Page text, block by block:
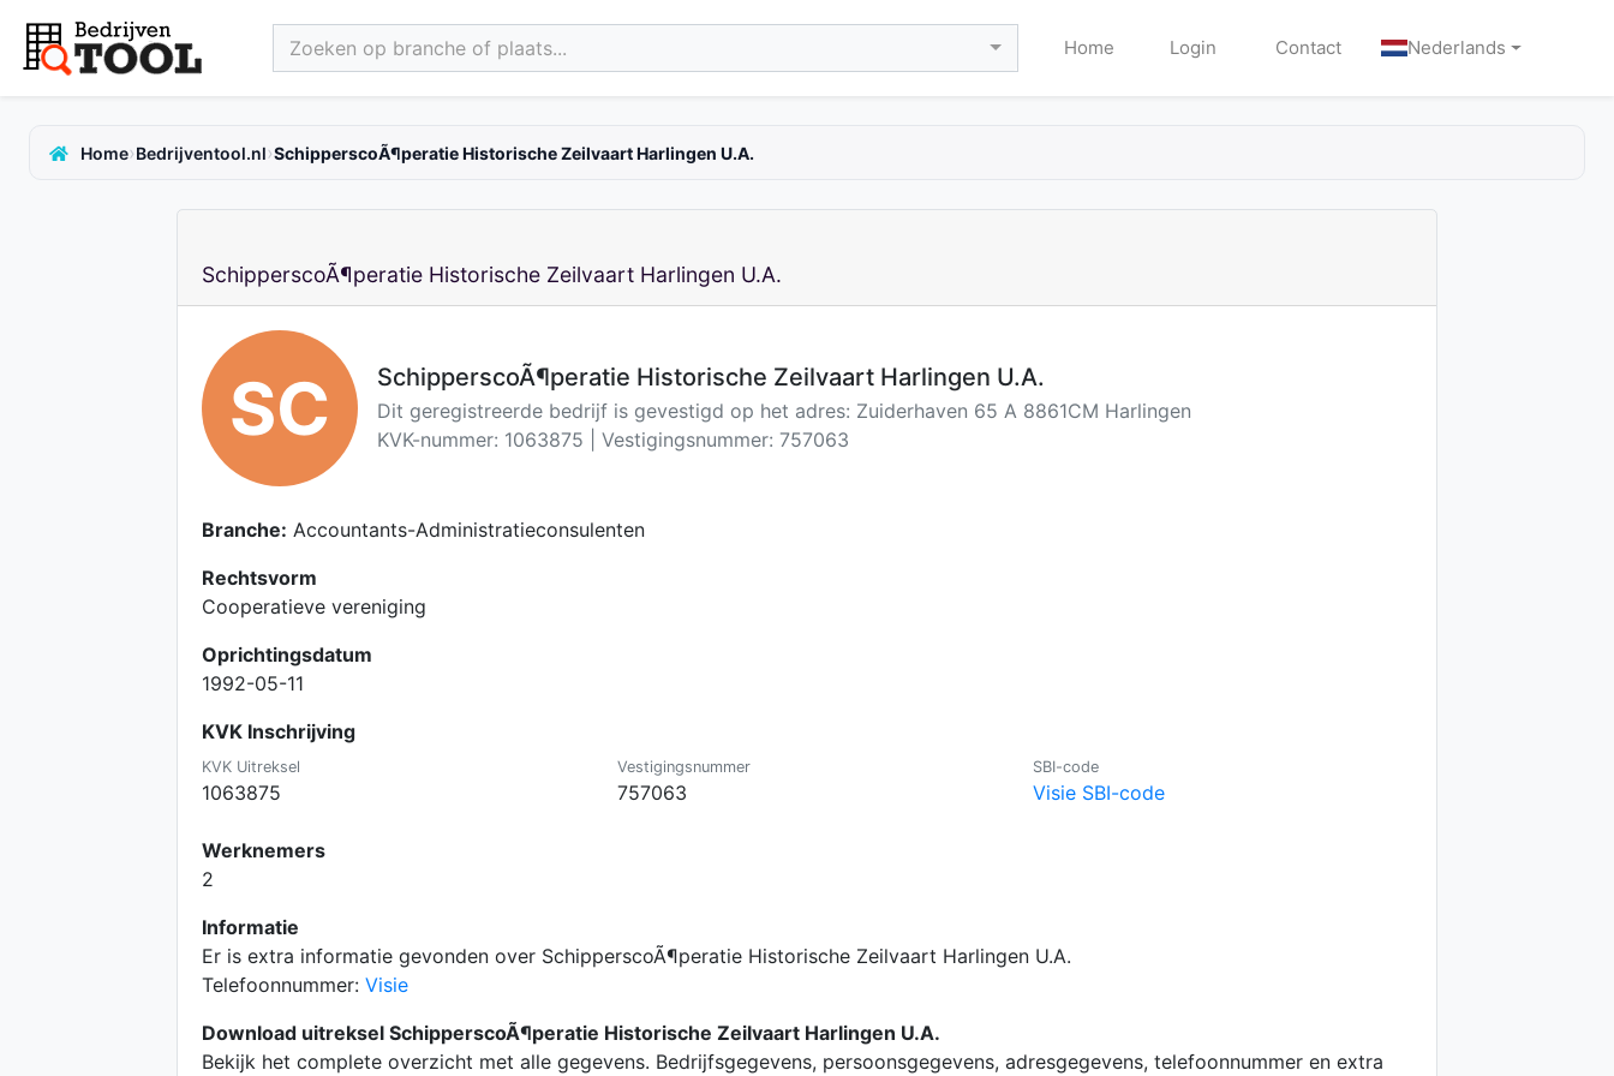
Zoeken op branche of plaats... Home Login Contact Nederlands
Home›Bedrijventool.nl›SchipperscoÃ¶peratie Historische Zeilvaart Harlingen U.A.
SchipperscoÃ¶peratie Historische Zeilvaart Harlingen U.A.
SC SchipperscoÃ¶peratie Historische Zeilvaart Harlingen U.A.
Dit geregistreerde bedrijf is gevestigd op het adres: Zuiderhaven 65 A 8861CM Harlingen
KVK-nummer: 1063875 | Vestigingsnummer: 757063
Branche: Accountants-Administratieconsulenten
Rechtsvorm
Cooperatieve vereniging
Oprichtingsdatum
1992-05-11
KVK Inschrijving
KVK Uitreksel
1063875
Vestigingsnummer
757063
SBI-code
Visie SBI-code
Werknemers
2
Informatie
Er is extra informatie gevonden over SchipperscoÃ¶peratie Historische Zeilvaart Harlingen U.A.
Telefoonnummer: Visie
Download uitreksel SchipperscoÃ¶peratie Historische Zeilvaart Harlingen U.A.
Bekijk het complete overzicht met alle gegevens. Bedrijfsgegevens, persoonsgegevens, adresgegevens, telefoonnummer en extra